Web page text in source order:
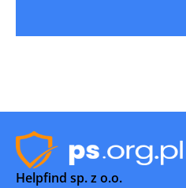
Mielec
Helpfind sp. z o.o.